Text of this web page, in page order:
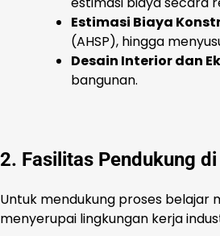
Estimasi Biaya
(AHSP), hingga
Desain Interior dan
bangunan.
2. Fasilitas Pendukung
Untuk mendukung proses belajar
menyerupai lingkungan kerja